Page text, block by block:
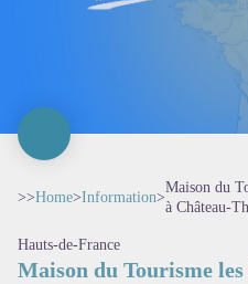
>>Home>Information>
Maison du
à Château-
Hauts-de-France
Maison du Tourisme les